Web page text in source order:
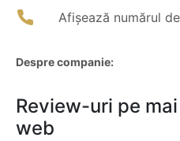
Afișează numărul
Despre companie:
Review-uri pe
web